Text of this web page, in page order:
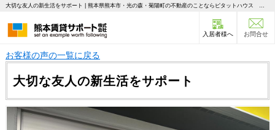
大切な友人の新生活をサポート | 熊本県熊本市・光の森・菊陽町の不動産のことならピタットハウス 熊本賃貸サポート
入居者様へ お問合せ
お客様の声の一覧に戻る
大切な友人の新生活をサポート